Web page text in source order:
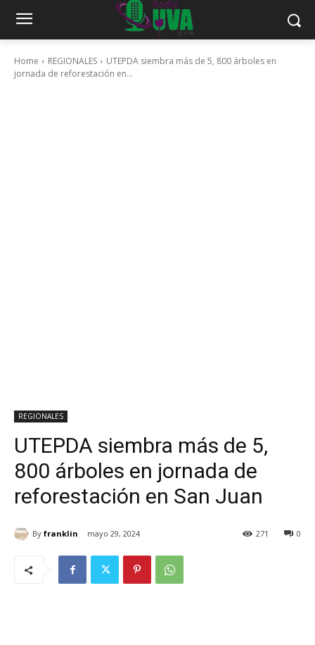
Home REGIONALES
UTEPDA siembra más de 5, 800 árboles en
jornada de reforestación en...
REGIONALES
UTEPDA siembra más de 5,
800 árboles en jornada de
reforestación en San Juan
By franklin mayo 29, 2024 0
271